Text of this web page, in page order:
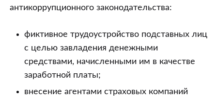
антикоррупционного законодательства:
фиктивное трудоустройство подставных лиц
с целью завладения денежными
средствами, начисленными им в качестве
заработной платы;
внесение агентами страховых компаний